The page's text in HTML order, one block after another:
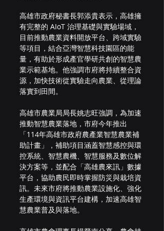
高雄市政府秘書長郭添貴表示，高雄擁
有完整的 AIoT 治理基礎與實驗場域，
目前推動農業資料開放平台、跨域實驗
等項目，結合亞灣智慧科技園區的能
量，有助於形成產官學研共創的智慧農
業示範基地。他強調市府將持續整合資
源，加快技術從實驗走向農業、從理論
落實到田間。
高雄市農業局局長姚志旺強調，為加速
推動智慧農業落地，市府今年推出
「114年高雄市政府農產業智慧農業補
助計畫」，補助項目涵蓋智慧感控與環
控系統、智慧農機、智慧服務及數位解
決方案等，並配合「高雄農來訊」數據
平台，協助農民即時掌握防災與栽培資
訊。未來市府將推動農業設施化、強化
生產環境與資訊平台建構，加速高雄智
慧農業普及與落地。